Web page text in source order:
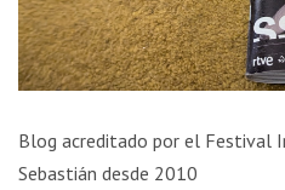
Blog acreditado por el Festival
Sebastián desde 2010